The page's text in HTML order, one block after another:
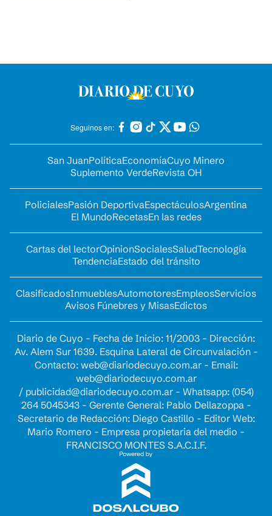
Seguinos en:
San JuanPolíticaEconomíaCuyo Minero
Suplemento VerdeRevista OH
PolicialesPasión DeportivaEspectáculosArgentina
El MundoRecetasEn las redes
Cartas del lectorOpinionSocialesSaludTecnología
TendenciaEstado del tránsito
ClasificadosInmueblesAutomotoresEmpleosServicios
Avisos Fúnebres y MisasEdictos
Diario de Cuyo - Fecha de Inicio: 11/2003 - Dirección:
Av. Alem Sur 1639. Esquina Lateral de Circunvalación -
Contacto: web@diariodecuyo.com.ar- Email:
web@diariodecuyo.com.ar
/ publicidad@diariodecuyo.com.ar- Whatsapp: (054)
264 5045343 - Gerente General: Pablo Dellazoppa -
Secretario de Redacción: Diego Castillo - Editor Web:
Mario Romero - Empresa propietaria del medio -
FRANCISCO MONTES S.A.C.I.F.